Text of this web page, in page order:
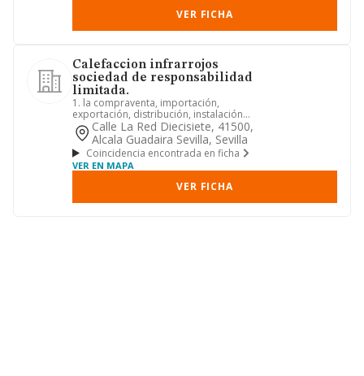
VER FICHA
Calefaccion infrarrojos
sociedad de responsabilidad
limitada.
1. la compraventa, importación,
exportación, distribución, instalación
decomponentes eléctricos, ca...
Calle La Red Diecisiete, 41500,
Alcala Guadaira Sevilla, Sevilla
Coincidencia encontrada en ficha
VER EN MAPA
VER FICHA